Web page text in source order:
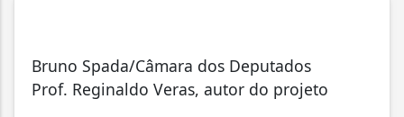
Bruno Spada/Câmara dos Deputados
Prof. Reginaldo Veras, autor do projeto